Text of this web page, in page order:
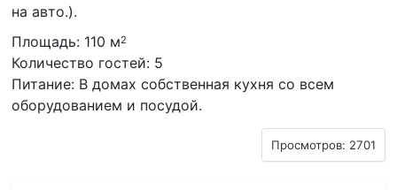
на авто.).
Площадь: 110 м2
Количество гостей: 5
Питание: В домах собственная кухня со всем
оборудованием и посудой.
Просмотров: 2701